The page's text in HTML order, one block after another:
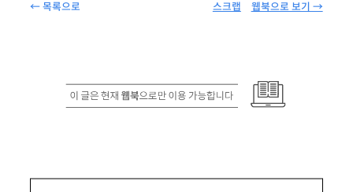
← 목록으로 웹북으로 보기 →
스크랩